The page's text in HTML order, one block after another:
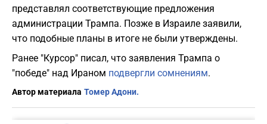
представлял соответствующие предложения
администрации Трампа. Позже в Израиле заявили,
что подобные планы в итоге не были утверждены.
Ранее "Курсор" писал, что заявления Трампа о
"победе" над Ираном подвергли сомнениям.
Автор материала Томер Адони.